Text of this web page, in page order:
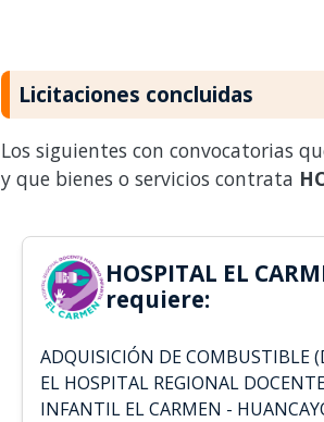
Licitaciones concluidas
Los siguientes con convocatorias
y que bienes o servicios contrata
HOSPITAL EL
requiere:
ADQUISICIÓN DE COMBUSTIBLE
EL HOSPITAL REGIONAL
INFANTIL EL CARMEN -